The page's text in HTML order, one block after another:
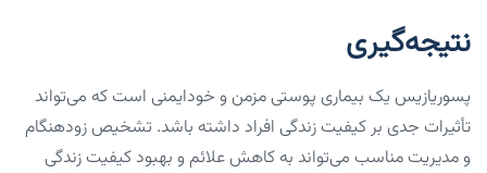
نتیجه‌گیری
پسوریازیس یک بیماری پوستی مزمن و خودایمنی است که می‌تواند
تأثیرات جدی بر کیفیت زندگی افراد داشته باشد. تشخیص زودهنگام
و مدیریت مناسب می‌تواند به کاهش علائم و بهبود کیفیت زندگی